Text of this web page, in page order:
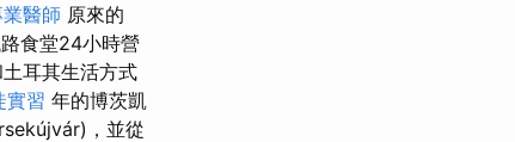
醫師 原來的
食堂24小時營
耳其生活方式
實習 年的博茨凱
，並從